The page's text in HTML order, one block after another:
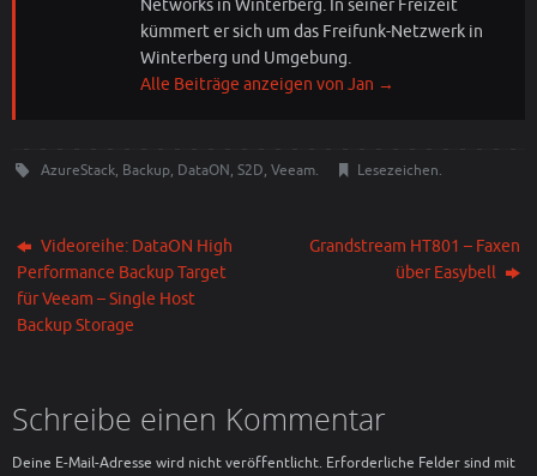
Networks in Winterberg. In seiner Freizeit
kümmert er sich um das Freifunk-Netzwerk in
Winterberg und Umgebung.
Alle Beiträge anzeigen von Jan →
AzureStack, Backup, DataON, S2D, Veeam. Lesezeichen.
Videoreihe: DataON High
Performance Backup Target
für Veeam – Single Host
Backup Storage
Grandstream HT801 – Faxen
über Easybell
Schreibe einen Kommentar
Deine E-Mail-Adresse wird nicht veröffentlicht. Erforderliche Felder sind mit